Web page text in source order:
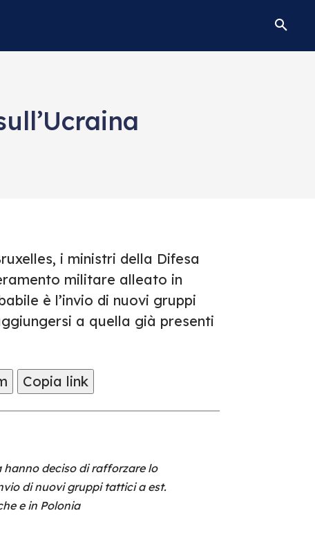
i ministri della Difesa
militare alleato in
è l’invio di nuovi gruppi
a quella già presenti
Copia link
hanno deciso di rafforzare lo
di nuovi gruppi tattici a est.
e in Polonia